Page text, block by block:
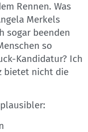
Rennen. Was
Merkels
sogar beenden
so
Kandidatur? Ich
bietet nicht die